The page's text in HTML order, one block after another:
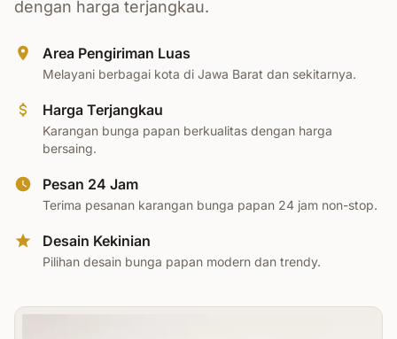
dengan harga terjangkau.
Area Pengiriman Luas
Melayani berbagai kota di Jawa Barat dan sekitarnya.
Harga Terjangkau
Karangan bunga papan berkualitas dengan harga
bersaing.
Pesan 24 Jam
Terima pesanan karangan bunga papan 24 jam non-stop.
Desain Kekinian
Pilihan desain bunga papan modern dan trendy.